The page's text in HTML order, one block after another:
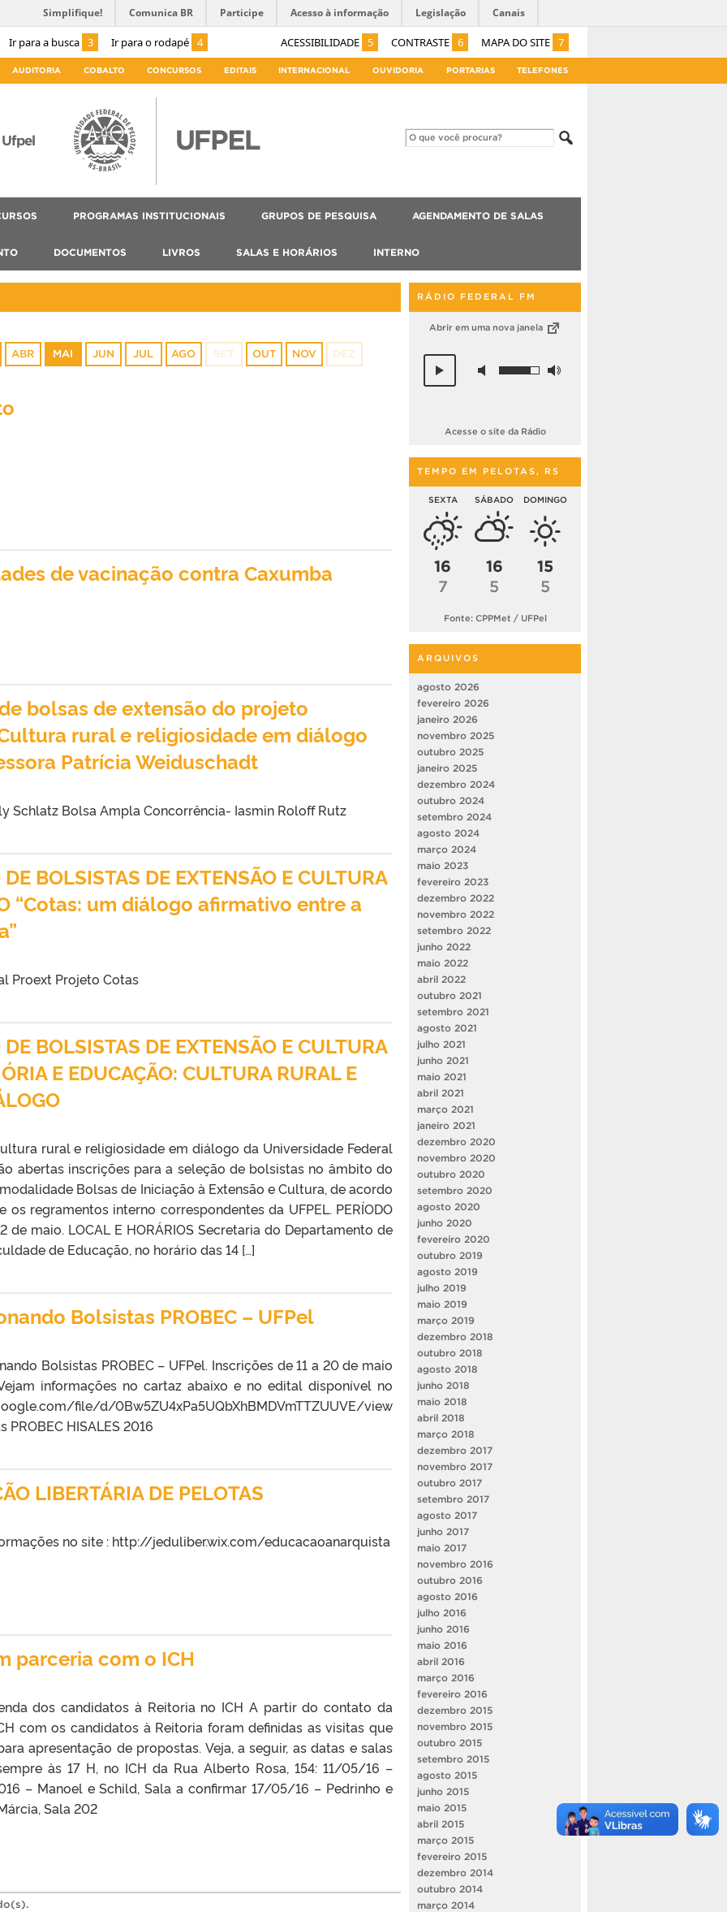
Ir para a busca 3 Ir para o rodapé 4 ACESSIBILIDADE 5 CONTRASTE 6 MAPA DO SITE 7
Simplifique! Comunica BR Participe Acesso à informação Legislação Canais
AUDITORIA COBALTO CONCURSOS EDITAIS INTERNACIONAL OUVIDORIA PORTARIAS TELEFONES
Ufpel
PROGRAMAS INSTITUCIONAIS GRUPOS DE PESQUISA AGENDAMENTO DE SALAS
DOCUMENTOS LIVROS SALAS E HORÁRIOS INTERNO
ABR MAI JUN JUL AGO SET OUT NOV DEZ
de vacinação contra Caxumba
bolsas de extensão do projeto
rural e religiosidade em diálogo
Patrícia Weiduschadt
Schlatz Bolsa Ampla Concorrência- Iasmin Roloff Rutz
BOLSISTAS DE EXTENSÃO E CULTURA
“Cotas: um diálogo afirmativo entre a
Proext Projeto Cotas
BOLSISTAS DE EXTENSÃO E CULTURA
E EDUCAÇÃO: CULTURA RURAL E
rural e religiosidade em diálogo da Universidade Federal
abertas inscrições para a seleção de bolsistas no âmbito do
Bolsas de Iniciação à Extensão e Cultura, de acordo
regramentos interno correspondentes da UFPEL. PERÍODO
de maio. LOCAL E HORÁRIOS Secretaria do Departamento de
de Educação, no horário das 14 […]
Bolsistas PROBEC – UFPel
Bolsistas PROBEC – UFPel. Inscrições de 11 a 20 de maio
informações no cartaz abaixo e no edital disponível no
file/d/0Bw5ZU4xPa5UQbXhBMDVmTTZUUVE/view
HISALES 2016
LIBERTÁRIA DE PELOTAS
no site : http://jeduliber.wix.com/educacaoanarquista
parceria com o ICH
dos candidatos à Reitoria no ICH A partir do contato da
com os candidatos à Reitoria foram definidas as visitas que
apresentação de propostas. Veja, a seguir, as datas e salas
às 17 H, no ICH da Rua Alberto Rosa, 154: 11/05/16 –
– Manoel e Schild, Sala a confirmar 17/05/16 – Pedrinho e
Sala 202
RÁDIO FEDERAL FM
Abrir em uma nova janela
Acesse o site da Rádio
TEMPO EM PELOTAS, RS
SEXTA
16
7
SÁBADO
16
5
DOMINGO
15
5
Fonte: CPPMet / UFPel
ARQUIVOS
agosto 2026
fevereiro 2026
janeiro 2026
novembro 2025
outubro 2025
janeiro 2025
dezembro 2024
outubro 2024
setembro 2024
agosto 2024
março 2024
maio 2023
fevereiro 2023
dezembro 2022
novembro 2022
setembro 2022
junho 2022
maio 2022
abril 2022
outubro 2021
setembro 2021
agosto 2021
julho 2021
junho 2021
maio 2021
abril 2021
março 2021
janeiro 2021
dezembro 2020
novembro 2020
outubro 2020
setembro 2020
agosto 2020
junho 2020
fevereiro 2020
outubro 2019
agosto 2019
julho 2019
maio 2019
março 2019
dezembro 2018
outubro 2018
agosto 2018
junho 2018
maio 2018
abril 2018
março 2018
dezembro 2017
novembro 2017
outubro 2017
setembro 2017
agosto 2017
junho 2017
maio 2017
novembro 2016
outubro 2016
agosto 2016
julho 2016
junho 2016
maio 2016
abril 2016
março 2016
fevereiro 2016
dezembro 2015
novembro 2015
outubro 2015
setembro 2015
agosto 2015
junho 2015
maio 2015
abril 2015
março 2015
fevereiro 2015
dezembro 2014
outubro 2014
março 2014